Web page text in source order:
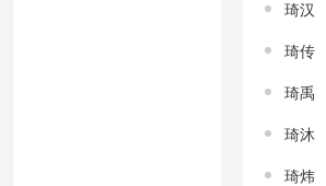
琦汉
琦传
琦禹
琦沐
琦炜